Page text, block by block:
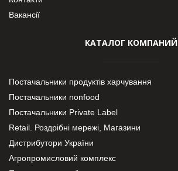
Вакансії
КАТАЛОГ КОМПАНИЙ
Постачальники продуктів харчування
Постачальники nonfood
Постачальники Private Label
Retail. Роздрібні мережі, Магазини
Дистрибутори України
Агропромисловий комплекс